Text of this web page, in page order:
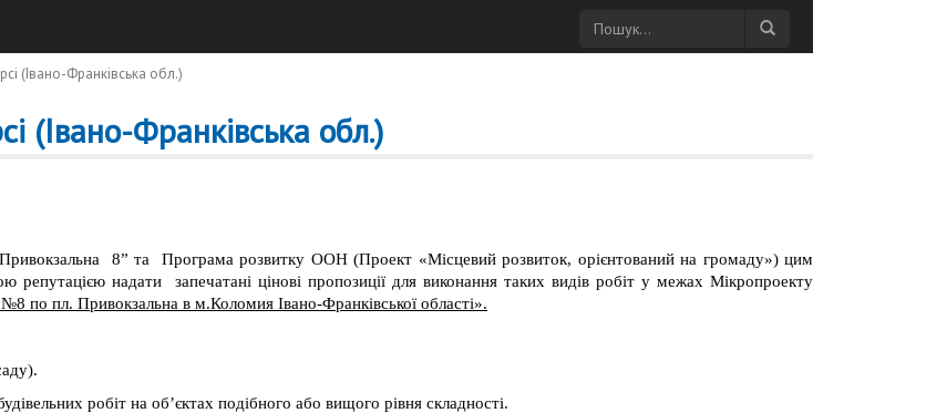
(Івано-Франківська обл.)
(Івано-Франківська обл.)
8” та Програма розвитку ООН (Проект «Місцевий розвиток, орієнтований на громаду») цим
репутацією надати запечатані цінові пропозиції для виконання таких видів робіт у межах Мікропроекту
по пл. Привокзальна в м.Коломия Івано-Франківської області».
робіт на об’єктах подібного або вищого рівня складності.